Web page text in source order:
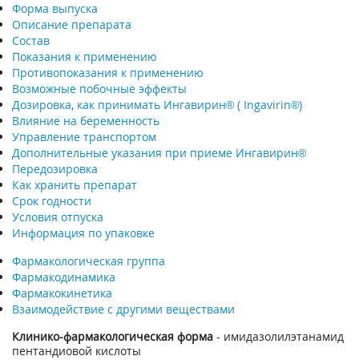
Форма выпуска
Описание препарата
Состав
Показания к применению
Противопоказания к применению
Возможные побочные эффекты
Дозировка, как принимать Ингавирин® ( Ingavirin®)
Влияние на беременность
Управление транспортом
Дополнительные указания при приеме Ингавирин®
Передозировка
Как хранить препарат
Срок годности
Условия отпуска
Информация по упаковке
Фармакологическая группа
Фармакодинамика
Фармакокинетика
Взаимодействие с другими веществами
Клинико-фармакологическая форма - имидазолилэтанамид
пентандиовой кислоты